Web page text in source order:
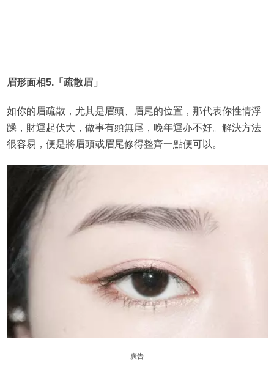
眉形面相5.「疏散眉」
如你的眉疏散，尤其是眉頭、眉尾的位置，那代表你性情浮
躁，財運起伏大，做事有頭無尾，晚年運亦不好。解決方法
很容易，便是將眉頭或眉尾修得整齊一點便可以。
廣告